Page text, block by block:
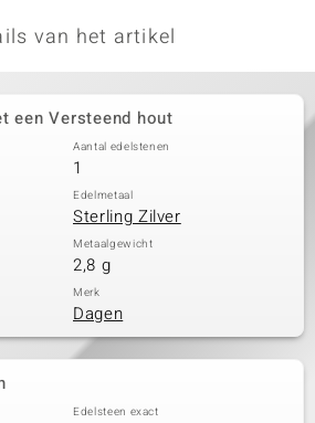
van het artikel
een Versteend hout
Aantal edelstenen
1
Edelmetaal
Sterling Zilver
Metaalgewicht
2,8 g
Merk
Dagen
Edelsteen exact